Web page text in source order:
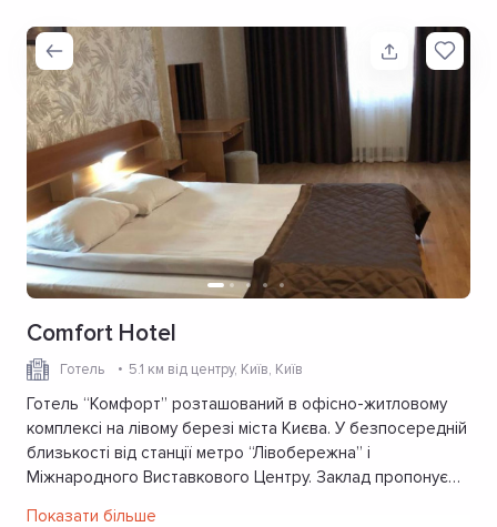
Comfort Hotel
Готель 5.1 км від центру, Київ, Київ
Готель “Комфорт” розташований в офісно-житловому
комплексі на лівому березі міста Києва. У безпосередній
близькості від станції метро “Лівобережна” і
Міжнародного Виставкового Центру. Заклад пропонує
Показати більше